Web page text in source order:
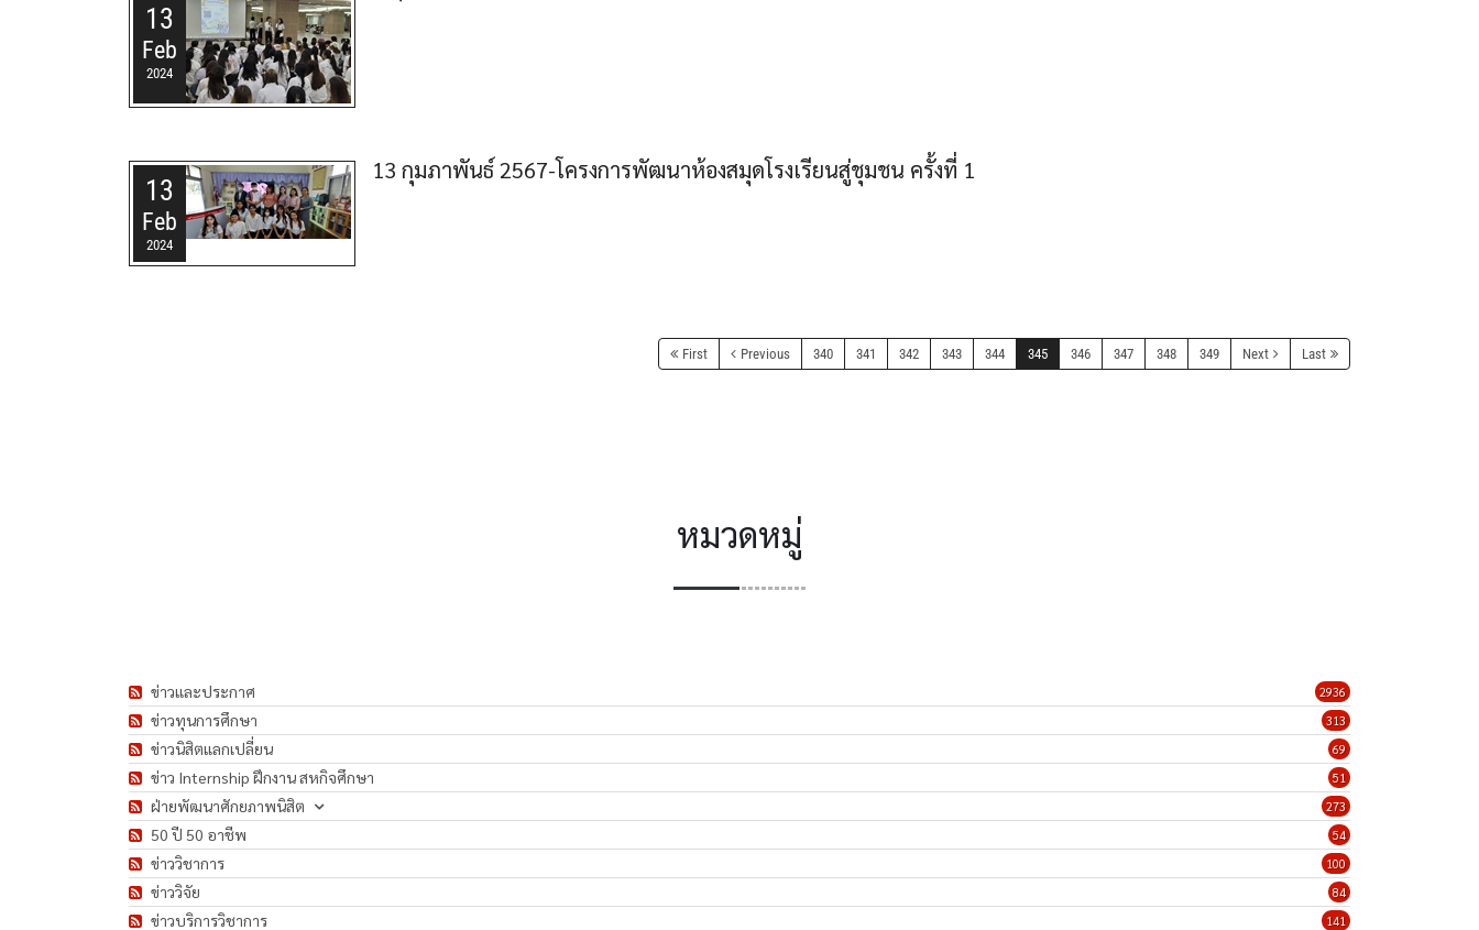
13
Feb
2024
13
Feb
2024
13 กุมภาพันธ์ 2567-โครงการพัฒนาห้องสมุดโรงเรียนสู่ชุมชน ครั้งที่ 1
First Previous 340 341 342 343 344 345 346 347 348 349 Next Last
หมวดหมู่
2936
ข่าวและประกาศ
313
ข่าวทุนการศึกษา
69
ข่าวนิสิตแลกเปลี่ยน
51
ข่าว Internship ฝึกงาน สหกิจศึกษา
273
ฝ่ายพัฒนาศักยภาพนิสิต
54
50 ปี 50 อาชีพ
100
ข่าววิชาการ
84
ข่าววิจัย
141
ข่าวบริการวิชาการ